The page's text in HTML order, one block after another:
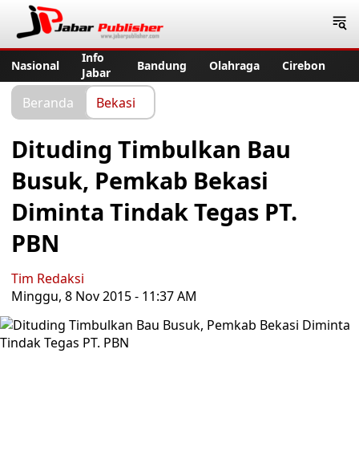
Nasional
Info
Jabar
Bandung Olahraga Cirebon
Beranda Bekasi
Dituding Timbulkan Bau
Busuk, Pemkab Bekasi
Diminta Tindak Tegas PT.
PBN
Tim Redaksi
Minggu, 8 Nov 2015 - 11:37 AM